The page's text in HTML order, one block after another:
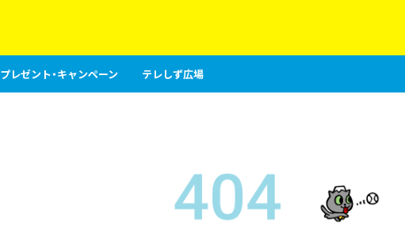
プレゼント・キャンペーン テレしず広場